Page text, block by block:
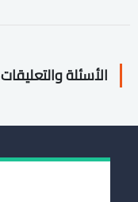
الأسئلة والتعليقات